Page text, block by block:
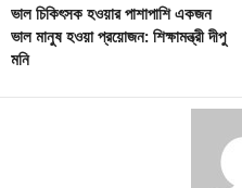
ভাল চিকিৎসক হওয়ার পাশাপাশি একজন
ভাল মানুষ হওয়া প্রয়োজন: শিক্ষামন্ত্রী দীপু
মনি